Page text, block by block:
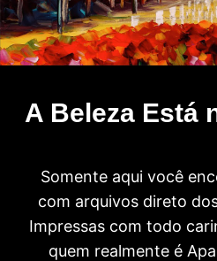
A Beleza Está
Somente aqui você
com arquivos direto
Impressas com todo
quem realmente é